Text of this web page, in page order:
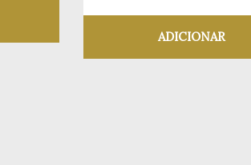
ADICIONAR